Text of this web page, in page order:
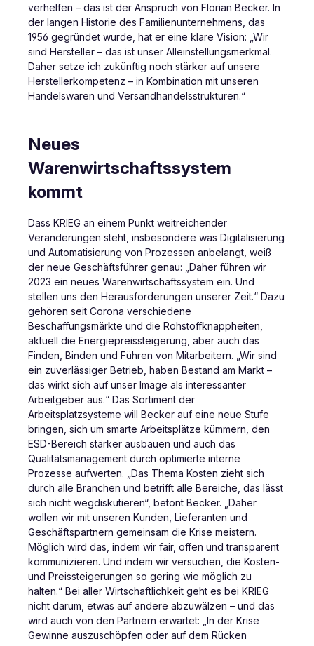
verhelfen – das ist der Anspruch von Florian Becker. In
der langen Historie des Familienunternehmens, das
1956 gegründet wurde, hat er eine klare Vision: „Wir
sind Hersteller – das ist unser Alleinstellungsmerkmal.
Daher setze ich zukünftig noch stärker auf unsere
Herstellerkompetenz – in Kombination mit unseren
Handelswaren und Versandhandelsstrukturen.“
Neues
Warenwirtschaftssystem
kommt
Dass KRIEG an einem Punkt weitreichender
Veränderungen steht, insbesondere was Digitalisierung
und Automatisierung von Prozessen anbelangt, weiß
der neue Geschäftsführer genau: „Daher führen wir
2023 ein neues Warenwirtschaftssystem ein. Und
stellen uns den Herausforderungen unserer Zeit.“ Dazu
gehören seit Corona verschiedene
Beschaffungsmärkte und die Rohstoffknappheiten,
aktuell die Energiepreissteigerung, aber auch das
Finden, Binden und Führen von Mitarbeitern. „Wir sind
ein zuverlässiger Betrieb, haben Bestand am Markt –
das wirkt sich auf unser Image als interessanter
Arbeitgeber aus.“ Das Sortiment der
Arbeitsplatzsysteme will Becker auf eine neue Stufe
bringen, sich um smarte Arbeitsplätze kümmern, den
ESD-Bereich stärker ausbauen und auch das
Qualitätsmanagement durch optimierte interne
Prozesse aufwerten. „Das Thema Kosten zieht sich
durch alle Branchen und betrifft alle Bereiche, das lässt
sich nicht wegdiskutieren“, betont Becker. „Daher
wollen wir mit unseren Kunden, Lieferanten und
Geschäftspartnern gemeinsam die Krise meistern.
Möglich wird das, indem wir fair, offen und transparent
kommunizieren. Und indem wir versuchen, die Kosten-
und Preissteigerungen so gering wie möglich zu
halten.“ Bei aller Wirtschaftlichkeit geht es bei KRIEG
nicht darum, etwas auf andere abzuwälzen – und das
wird auch von den Partnern erwartet: „In der Krise
Gewinne auszuschöpfen oder auf dem Rücken